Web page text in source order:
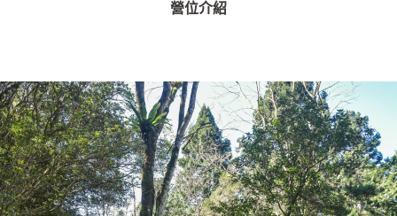
營位介紹
特色活動